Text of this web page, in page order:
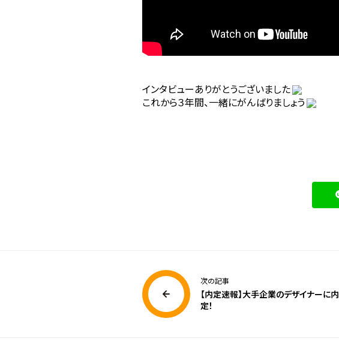
インタビューありがとうございました
これから３年間、一緒にがんばりましょう
次の記事
【内定速報】大手企業のデザイナーに内
定！